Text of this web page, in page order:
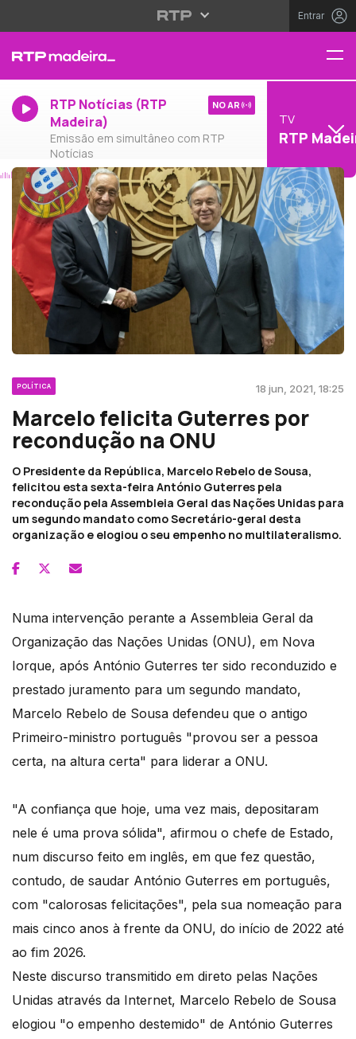
Entrar
RTP Notícias (RTP
Madeira)
Emissão em simultâneo com RTP
Notícias
NO AR
TV
RTP
POLÍTICA 18 jun, 2021, 18:25
Marcelo felicita Guterres por
recondução na ONU
O Presidente da República, Marcelo Rebelo de Sousa,
felicitou esta sexta-feira António Guterres pela
recondução pela Assembleia Geral das Nações Unidas para
um segundo mandato como Secretário-geral desta
organização e elogiou o seu empenho no multilateralismo.
Numa intervenção perante a Assembleia Geral da
Organização das Nações Unidas (ONU), em Nova
Iorque, após António Guterres ter sido reconduzido e
prestado juramento para um segundo mandato,
Marcelo Rebelo de Sousa defendeu que o antigo
Primeiro-ministro português "provou ser a pessoa
certa, na altura certa" para liderar a ONU.
"A confiança que hoje, uma vez mais, depositaram
nele é uma prova sólida", afirmou o chefe de Estado,
num discurso feito em inglês, em que fez questão,
contudo, de saudar António Guterres em português,
com "calorosas felicitações", pela sua nomeação para
mais cinco anos à frente da ONU, do início de 2022 até
ao fim 2026.
Neste discurso transmitido em direto pelas Nações
Unidas através da Internet, Marcelo Rebelo de Sousa
elogiou "o empenho destemido" de António Guterres